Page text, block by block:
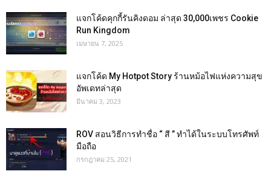
แจกโค้ดคุกกี้รันคิงดอม ล่าสุด 30,000เพชร Cookie
Run Kingdom
เมษายน 7, 2025
แจกโค้ด My Hotpot Story ร้านหม้อไฟแห่งความสุข
อัพเดทล่าสุด
มีนาคม 3, 2023
ROV สอนวิธีการทำชื่อ “ สี ” ทำได้ในระบบโทรศัพท์
มือถือ
กรกฎาคม 25, 2021